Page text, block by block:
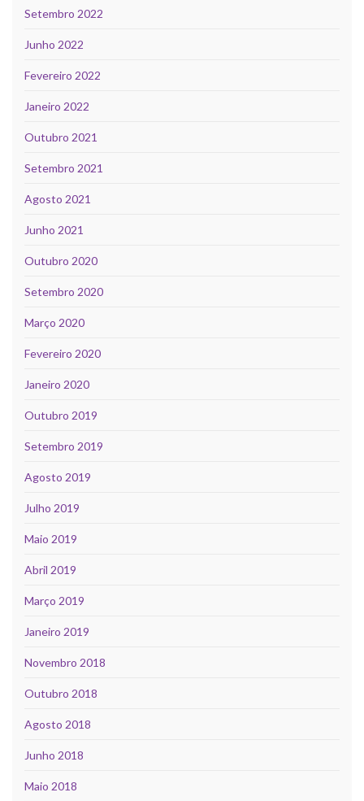
Setembro 2022
Junho 2022
Fevereiro 2022
Janeiro 2022
Outubro 2021
Setembro 2021
Agosto 2021
Junho 2021
Outubro 2020
Setembro 2020
Março 2020
Fevereiro 2020
Janeiro 2020
Outubro 2019
Setembro 2019
Agosto 2019
Julho 2019
Maio 2019
Abril 2019
Março 2019
Janeiro 2019
Novembro 2018
Outubro 2018
Agosto 2018
Junho 2018
Maio 2018